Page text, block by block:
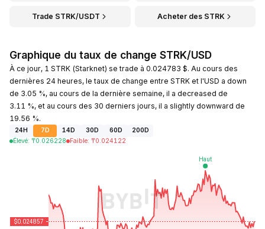
Trade STRK/USDT Acheter des STRK
Graphique du taux de change STRK/USD
À ce jour, 1 STRK (Starknet) se trade à 0.024783 $. Au cours des
dernières 24 heures, le taux de change entre STRK et l'USD a down
de 3.05 %, au cours de la dernière semaine, il a decreased de
3.11 %, et au cours des 30 derniers jours, il a slightly downward de
19.56 %.
24H 7D 14D 30D 60D
200D
Élevé: ₸0.026228 Faible: ₸0.024122